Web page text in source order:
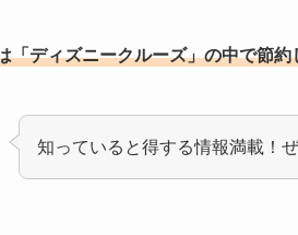
「ディズニークルーズ」の中で節
知っていると得する情報満載！